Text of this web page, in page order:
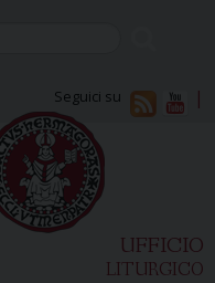
Seguici su
UFFICIO
LITURGICO